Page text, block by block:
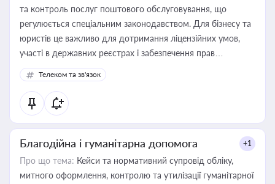
та контроль послуг поштового обслуговування, що
регулюється спеціальним законодавством. Для бізнесу та
юристів це важливо для дотримання ліцензійних умов,
участі в державних реєстрах і забезпечення прав
споживачів.
Телеком та зв'язок
Благодійна і гуманітарна допомога +1
Про що тема: Кейси та нормативний супровід обліку,
митного оформлення, контролю та утилізації гуманітарної